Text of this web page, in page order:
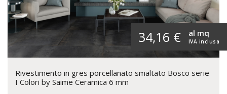
34,16 € IVA inclusa
al mq
Rivestimento in gres porcellanato smaltato Bosco serie
I Colori by Saime Ceramica 6 mm